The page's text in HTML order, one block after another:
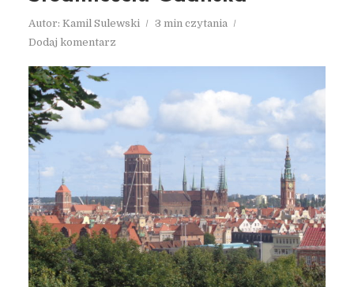
Autor: Kamil Sulewski
3 min czytania
Dodaj komentarz